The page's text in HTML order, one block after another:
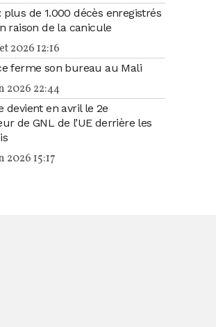
plus de 1.000 décès enregistrés
raison de la canicule
2026 12:16
ferme son bureau au Mali
2026 22:44
devient en avril le 2e
de GNL de l’UE derrière les
2026 15:17